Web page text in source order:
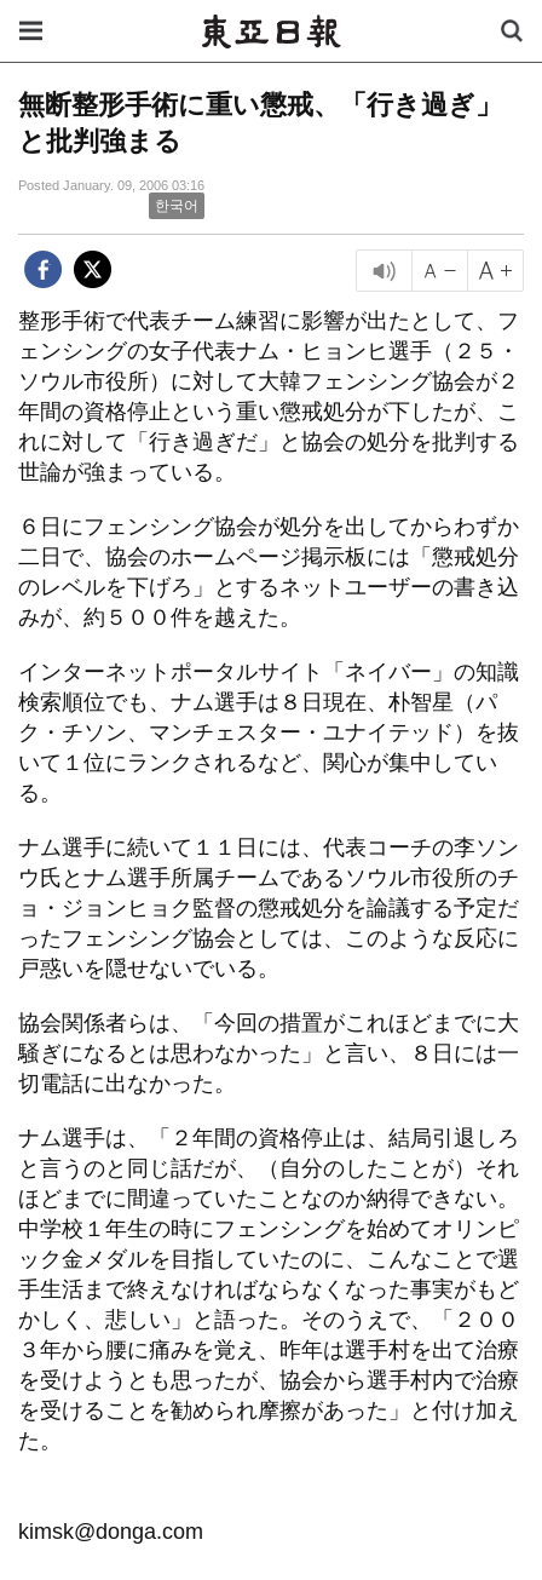
無断整形手術に重い懲戒、「行き過ぎ」
と批判強まる
Posted January. 09, 2006 03:16
한국어
整形手術で代表チーム練習に影響が出たとして、フ
ェンシングの女子代表ナム・ヒョンヒ選手（２５・
ソウル市役所）に対して大韓フェンシング協会が２
年間の資格停止という重い懲戒処分が下したが、こ
れに対して「行き過ぎだ」と協会の処分を批判する
世論が強まっている。
６日にフェンシング協会が処分を出してからわずか
二日で、協会のホームページ掲示板には「懲戒処分
のレベルを下げろ」とするネットユーザーの書き込
みが、約５００件を越えた。
インターネットポータルサイト「ネイバー」の知識
検索順位でも、ナム選手は８日現在、朴智星（パ
ク・チソン、マンチェスター・ユナイテッド）を抜
いて１位にランクされるなど、関心が集中してい
る。
ナム選手に続いて１１日には、代表コーチの李ソン
ウ氏とナム選手所属チームであるソウル市役所のチ
ョ・ジョンヒョク監督の懲戒処分を論議する予定だ
ったフェンシング協会としては、このような反応に
戸惑いを隠せないでいる。
協会関係者らは、「今回の措置がこれほどまでに大
騒ぎになるとは思わなかった」と言い、８日には一
切電話に出なかった。
ナム選手は、「２年間の資格停止は、結局引退しろ
と言うのと同じ話だが、（自分のしたことが）それ
ほどまでに間違っていたことなのか納得できない。
中学校１年生の時にフェンシングを始めてオリンピ
ック金メダルを目指していたのに、こんなことで選
手生活まで終えなければならなくなった事実がもど
かしく、悲しい」と語った。そのうえで、「２００
３年から腰に痛みを覚え、昨年は選手村を出て治療
を受けようとも思ったが、協会から選手村内で治療
を受けることを勧められ摩擦があった」と付け加え
た。
kimsk@donga.com